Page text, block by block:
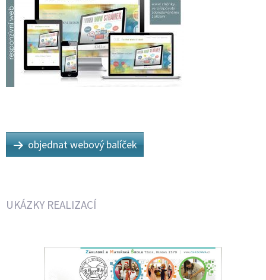
objednat webový balíček
UKÁZKY REALIZACÍ